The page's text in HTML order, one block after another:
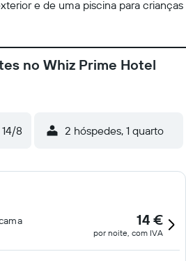
e de uma piscina para crianças
no Whiz Prime Hotel
8 2 hóspedes, 1 quarto
14 €
por noite, com IVA